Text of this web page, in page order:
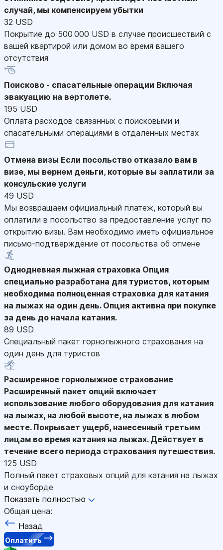
случай, мы компенсируем убытки
32 USD
Покрытие до 500 000 USD в случае происшествий с
вашей квартирой или домом во время вашего
отсутствия
Поисково - спасательные операции Включая
эвакуацию на вертолете.
195 USD
Оплата расходов связанных с поисковыми и
спасательными операциями в отдаленных местах
Отмена визы Если посольство отказало вам в
визе, мы вернем деньги, которые вы заплатили за
консульские услуги
49 USD
Мы возвращаем официальный платеж, который вы
оплатили в посольство за предоставление услуг по
открытию визы. Вам необходимо иметь официальное
письмо-подтверждение от посольства об отмене
Однодневная лыжная страховка Опция
специально разработана для туристов, которым
необходима полноценная страховка для катания
на лыжах на один день. Опция активна при покупке
за день до начала катания.
89 USD
Специальный пакет горнолыжного страхования на
один день для туристов
Расширенное горнолыжное страхование
Расширенный пакет опций включает
использование любого оборудования для катания
на лыжах, на любой высоте, на лыжах в любом
месте. Покрывает ущерб, нанесенный третьим
лицам во время катания на лыжах. Действует в
течение всего периода страхования путешествия.
125 USD
Полный пакет страховых опций для катания на лыжах
и сноуборде
Показать полностью
Общая цена:
Назад
Оплатить